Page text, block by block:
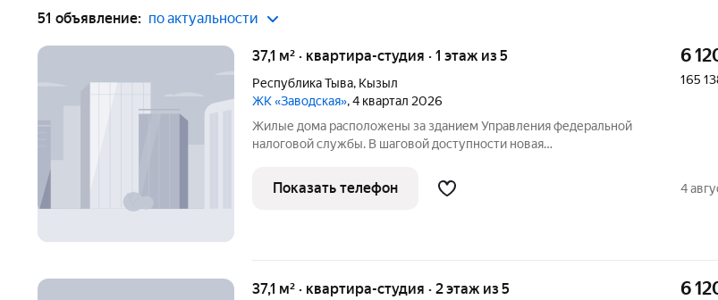
51 объявление: по актуальности
37,1 м² · квартира-студия · 1 этаж из 5
Республика Тыва, Кызыл
ЖК «Заводская», 4 квартал 2026
Жилые дома расположены за зданием Управления федеральной
налоговой службы. В шаговой доступности новая
также дошкольное учреждение в микрорайоне Монгун. Место
хорошо обеспечено транспортными
6
165
Показать телефон 4
37,1 м² · квартира-студия · 2 этаж из 5 6